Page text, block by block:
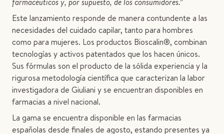
Este lanzamiento responde de manera contundente a las
necesidades del cuidado capilar, tanto para hombres
como para mujeres. Los productos Bioscalin®, combinan
tecnologías y activos patentados que los hacen únicos.
Sus fórmulas son el producto de la sólida experiencia y la
rigurosa metodología científica que caracterizan la labor
investigadora de Giuliani y se encuentran disponibles en
farmacias a nivel nacional.
La gama se encuentra disponible en las farmacias
españolas desde finales de agosto, estando presentes ya